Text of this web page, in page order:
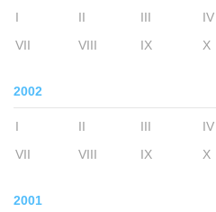
I II III IV
VII
VIII IX X
2002
I II III IV
VII
VIII IX X
2001